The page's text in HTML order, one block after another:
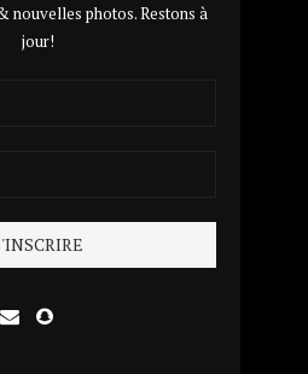
nouvelles photos. Restons à
jour!